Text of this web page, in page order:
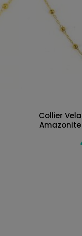
Collier
Amazonite